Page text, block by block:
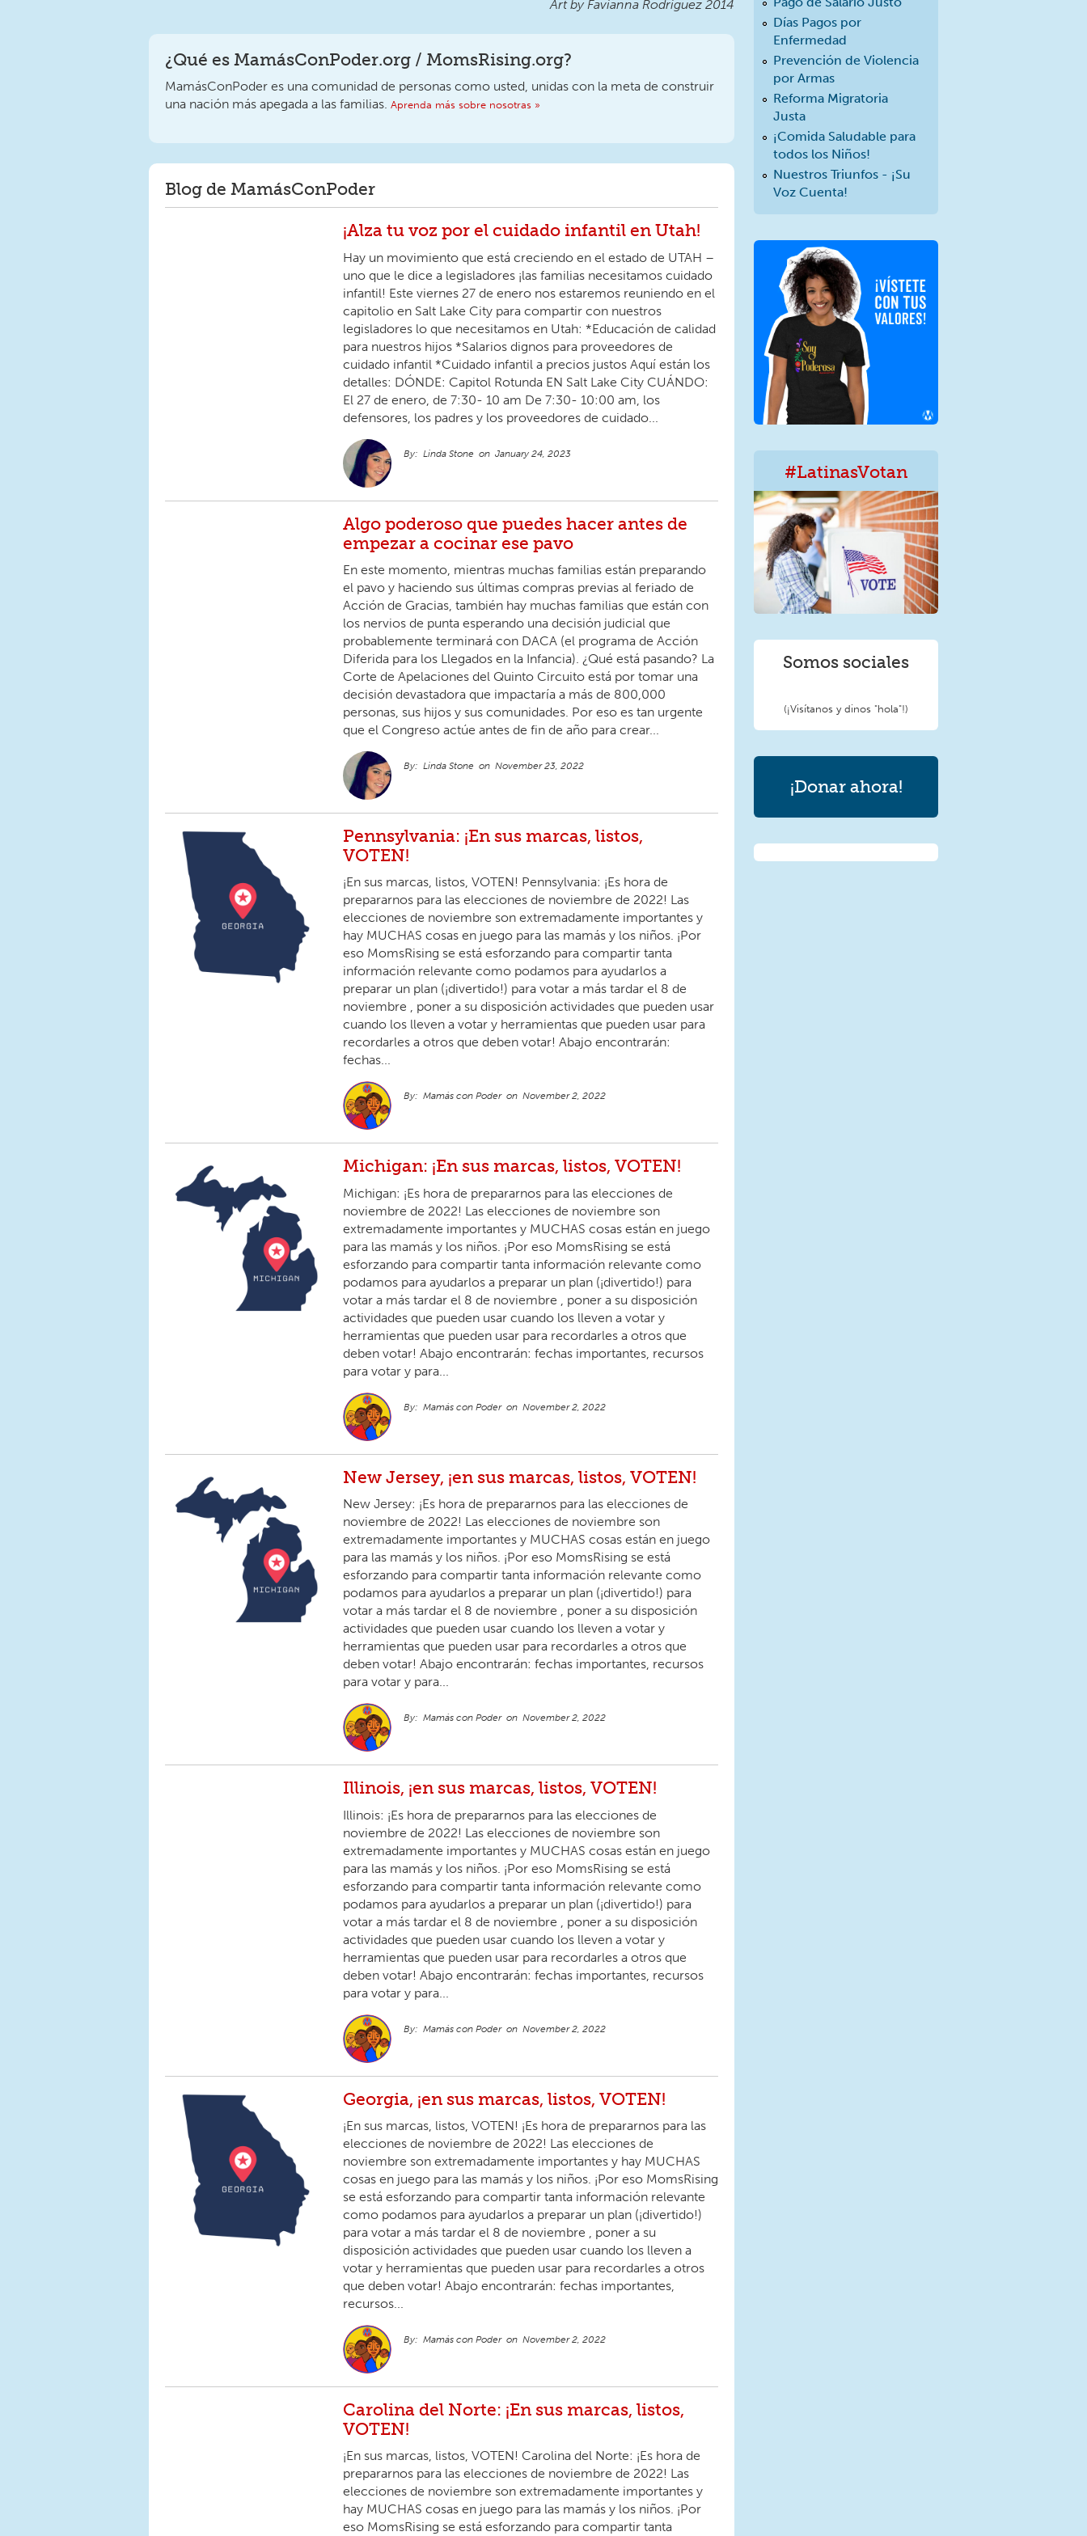
Art by Favianna Rodriguez 2014
¿Qué es MamásConPoder.org / MomsRising.org?
MamásConPoder es una comunidad de personas como usted, unidas con la meta de construir
una nación más apegada a las familias. Aprenda más sobre nosotras »
Blog de MamásConPoder
¡Alza tu voz por el cuidado infantil en Utah!
Hay un movimiento que está creciendo en el estado de UTAH –
uno que le dice a legisladores ¡las familias necesitamos cuidado
infantil! Este viernes 27 de enero nos estaremos reuniendo en el
capitolio en Salt Lake City para compartir con nuestros
legisladores lo que necesitamos en Utah: *Educación de calidad
para nuestros hijos *Salarios dignos para proveedores de
cuidado infantil *Cuidado infantil a precios justos Aquí están los
detalles: DÓNDE: Capitol Rotunda EN Salt Lake City CUÁNDO:
El 27 de enero, de 7:30- 10 am De 7:30- 10:00 am, los
defensores, los padres y los proveedores de cuidado...
Linda Stone January 24, 2023
Algo poderoso que puedes hacer antes de
empezar a cocinar ese pavo
En este momento, mientras muchas familias están preparando
el pavo y haciendo sus últimas compras previas al feriado de
Acción de Gracias, también hay muchas familias que están con
los nervios de punta esperando una decisión judicial que
probablemente terminará con DACA (el programa de Acción
Diferida para los Llegados en la Infancia). ¿Qué está pasando? La
Corte de Apelaciones del Quinto Circuito está por tomar una
decisión devastadora que impactaría a más de 800,000
personas, sus hijos y sus comunidades. Por eso es tan urgente
que el Congreso actúe antes de fin de año para crear...
Linda Stone November 23, 2022
Pennsylvania: ¡En sus marcas, listos,
VOTEN!
¡En sus marcas, listos, VOTEN! Pennsylvania: ¡Es hora de
prepararnos para las elecciones de noviembre de 2022! Las
elecciones de noviembre son extremadamente importantes y
hay MUCHAS cosas en juego para las mamás y los niños. ¡Por
eso MomsRising se está esforzando para compartir tanta
información relevante como podamos para ayudarlos a
preparar un plan (¡divertido!) para votar a más tardar el 8 de
noviembre , poner a su disposición actividades que pueden usar
cuando los lleven a votar y herramientas que pueden usar para
recordarles a otros que deben votar! Abajo encontrarán:
fechas...
Mamás con Poder November 2, 2022
Michigan: ¡En sus marcas, listos, VOTEN!
Michigan: ¡Es hora de prepararnos para las elecciones de
noviembre de 2022! Las elecciones de noviembre son
extremadamente importantes y MUCHAS cosas están en juego
para las mamás y los niños. ¡Por eso MomsRising se está
esforzando para compartir tanta información relevante como
podamos para ayudarlos a preparar un plan (¡divertido!) para
votar a más tardar el 8 de noviembre , poner a su disposición
actividades que pueden usar cuando los lleven a votar y
herramientas que pueden usar para recordarles a otros que
deben votar! Abajo encontrarán: fechas importantes, recursos
para votar y para...
Mamás con Poder November 2, 2022
New Jersey, ¡en sus marcas, listos, VOTEN!
New Jersey: ¡Es hora de prepararnos para las elecciones de
noviembre de 2022! Las elecciones de noviembre son
extremadamente importantes y MUCHAS cosas están en juego
para las mamás y los niños. ¡Por eso MomsRising se está
esforzando para compartir tanta información relevante como
podamos para ayudarlos a preparar un plan (¡divertido!) para
votar a más tardar el 8 de noviembre , poner a su disposición
actividades que pueden usar cuando los lleven a votar y
herramientas que pueden usar para recordarles a otros que
deben votar! Abajo encontrarán: fechas importantes, recursos
para votar y para...
Mamás con Poder November 2, 2022
Illinois, ¡en sus marcas, listos, VOTEN!
Illinois: ¡Es hora de prepararnos para las elecciones de
noviembre de 2022! Las elecciones de noviembre son
extremadamente importantes y MUCHAS cosas están en juego
para las mamás y los niños. ¡Por eso MomsRising se está
esforzando para compartir tanta información relevante como
podamos para ayudarlos a preparar un plan (¡divertido!) para
votar a más tardar el 8 de noviembre , poner a su disposición
actividades que pueden usar cuando los lleven a votar y
herramientas que pueden usar para recordarles a otros que
deben votar! Abajo encontrarán: fechas importantes, recursos
para votar y para...
Mamás con Poder November 2, 2022
Georgia, ¡en sus marcas, listos, VOTEN!
¡En sus marcas, listos, VOTEN! ¡Es hora de prepararnos para las
elecciones de noviembre de 2022! Las elecciones de
noviembre son extremadamente importantes y hay MUCHAS
cosas en juego para las mamás y los niños. ¡Por eso MomsRising
se está esforzando para compartir tanta información relevante
como podamos para ayudarlos a preparar un plan (¡divertido!)
para votar a más tardar el 8 de noviembre , poner a su
disposición actividades que pueden usar cuando los lleven a
votar y herramientas que pueden usar para recordarles a otros
que deben votar! Abajo encontrarán: fechas importantes,
recursos...
Mamás con Poder November 2, 2022
Carolina del Norte: ¡En sus marcas, listos,
VOTEN!
¡En sus marcas, listos, VOTEN! Carolina del Norte: ¡Es hora de
prepararnos para las elecciones de noviembre de 2022! Las
elecciones de noviembre son extremadamente importantes y
hay MUCHAS cosas en juego para las mamás y los niños. ¡Por
eso MomsRising se está esforzando para compartir tanta
Días Pagos por
Enfermedad
Prevención de Violencia
por Armas
Reforma Migratoria
Justa
¡Comida Saludable para
todos los Niños!
Nuestros Triunfos - ¡Su
Voz Cuenta!
#LatinasVotan
LatinxVotan.png
Somos sociales
(¡Visítanos y dinos "hola"!)
¡Donar ahora!